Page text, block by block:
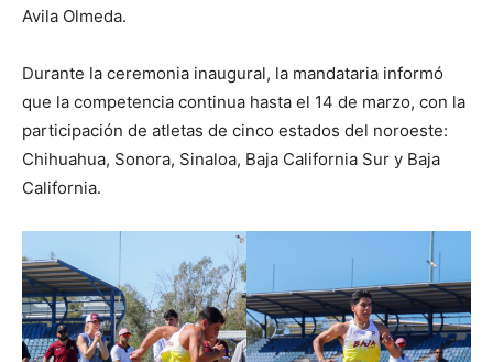
Avila Olmeda.
Durante la ceremonia inaugural, la mandataria informó
que la competencia continua hasta el 14 de marzo, con la
participación de atletas de cinco estados del noroeste:
Chihuahua, Sonora, Sinaloa, Baja California Sur y Baja
California.